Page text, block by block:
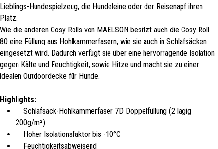
Lieblings-Hundespielzeug, die Hundeleine oder der Reisenapf ihren
Platz.
Wie die anderen Cosy Rolls von MAELSON besitzt auch die Cosy Roll
80 eine Füllung aus Hohlkammerfasern, wie sie auch in Schlafsäcken
eingesetzt wird. Dadurch verfügt sie über eine hervorragende Isolation
gegen Kälte und Feuchtigkeit, sowie Hitze und macht sie zu einer
idealen Outdoordecke für Hunde.
Highlights:
Schlafsack-Hohlkammerfaser 7D Doppelfüllung (2 lagig
200g/m²)
Hoher Isolationsfaktor bis -10°C
Feuchtigkeitsabweisend